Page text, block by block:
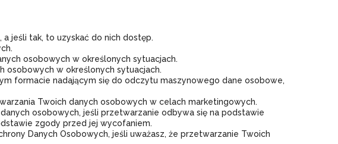
jeśli tak, to uzyskać do nich dostęp.
osobowych w określonych sytuacjach.
osobowych w określonych sytuacjach.
formacie nadającym się do odczytu maszynowego dane osobowe,
Twoich danych osobowych w celach marketingowych.
osobowych, jeśli przetwarzanie odbywa się na podstawie
zgody przed jej wycofaniem.
Danych Osobowych, jeśli uważasz, że przetwarzanie Twoich